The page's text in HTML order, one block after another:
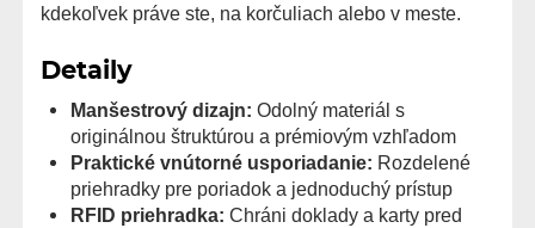
kdekoľvek práve ste, na korčuliach alebo v meste.
Detaily
Manšestrový dizajn: Odolný materiál s
originálnou štruktúrou a prémiovým vzhľadom
Praktické vnútorné usporiadanie: Rozdelené
priehradky pre poriadok a jednoduchý prístup
RFID priehradka: Chráni doklady a karty pred